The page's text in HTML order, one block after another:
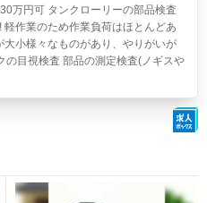
万円可 タンクローリーの部品検査
作業のため作業負荷はほとんどあ
小様々なものがあり、やりがいが
の目視検査 部品の測定検査(ノギスや